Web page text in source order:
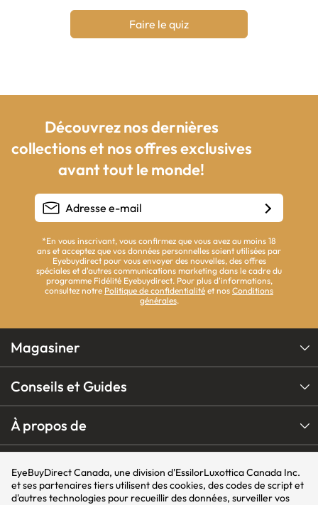
Faire le quiz
Découvrez nos dernières
collections et nos offres exclusives
avant tout le monde!
*En vous inscrivant, vous confirmez que vous avez au moins 18
ans et acceptez que vos données personnelles soient utilisées par
Eyebuydirect pour vous envoyer des nouvelles, des offres
spéciales et d'autres communications marketing dans le cadre du
programme Fidélité Eyebuydirect. Pour plus d'informations,
consultez notre Politique de confidentialité et nos Conditions
générales.
Magasiner
Conseils et Guides
À propos de
EyeBuyDirect Canada, une division d'EssilorLuxottica Canada Inc.
et ses partenaires tiers utilisent des cookies, des codes de script et
d'autres technologies pour recueillir des données, surveiller vos